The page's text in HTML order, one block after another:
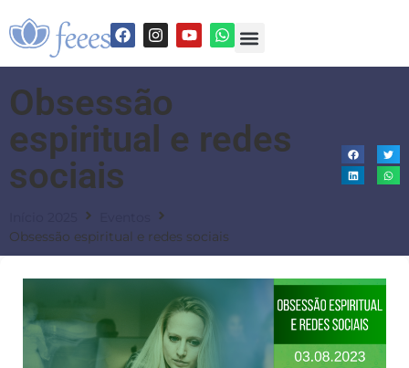
Obsessão
espiritual e redes
sociais
Obsessão espiritual e redes sociais